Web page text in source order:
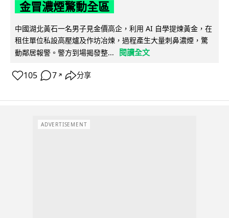
金冒濃煙驚動全區
中國湖北黃石一名男子見金價高企，利用 AI 自學提煉黃金，在
租住單位私設高壓爐及作坊冶煉，過程產生大量刺鼻濃煙，驚
動鄰居報警。警方到場揭發整...
閱讀全文
105 7 ↗ 分享
ADVERTISEMENT